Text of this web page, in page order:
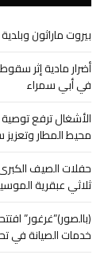
بيروت ماراثون
أضرار مادية إثر
في أبي سمراء
الأشغال ترفع
محيط المطار وتعزيز
حفلات الصيف
ثلاثي عبقرية
(بالصور)”غرغور”
خدمات الصيانة في